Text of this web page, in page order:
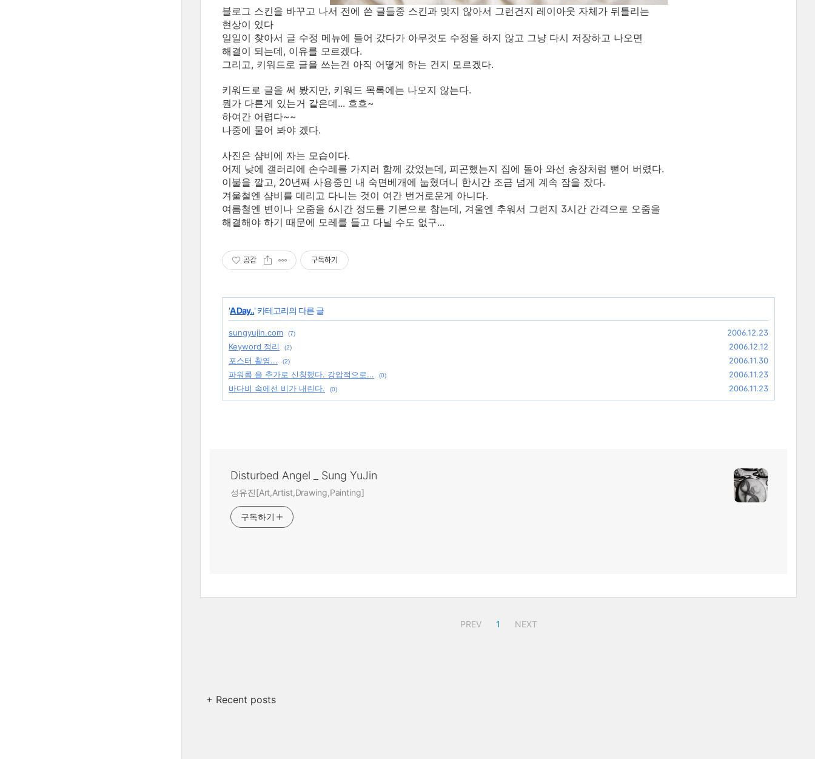
블로그 스킨을 바꾸고 나서 전에 쓴 글들중 스킨과 맞지 않아서 그런건지 레이아웃 자체가 뒤틀리는
현상이 있다
일일이 찾아서 글 수정 메뉴에 들어 갔다가 아무것도 수정을 하지 않고 그냥 다시 저장하고 나오면
해결이 되는데, 이유를 모르겠다.
그리고, 키워드로 글을 쓰는건 아직 어떻게 하는 건지 모르겠다.
키워드로 글을 써 봤지만, 키워드 목록에는 나오지 않는다.
뭔가 다른게 있는거 같은데... 흐흐~
하여간 어렵다~~
나중에 물어 봐야 겠다.
사진은 샴비에 자는 모습이다.
어제 낮에 갤러리에 손수레를 가지러 함께 갔었는데, 피곤했는지 집에 돌아 와선 송장처럼 뻗어 버렸다.
이불을 깔고, 20년째 사용중인 내 숙면베개에 눕혔더니 한시간 조금 넘게 계속 잠을 잤다.
겨울철엔 샴비를 데리고 다니는 것이 여간 번거로운게 아니다.
여름철엔 변이나 오줌을 6시간 정도를 기본으로 참는데, 겨울엔 추워서 그런지 3시간 간격으로 오줌을
해결해야 하기 때문에 모레를 들고 다닐 수도 없구...
공감 구독하기
'A Day..' 카테고리의 다른 글
sungyujin.com (7)
2006.12.23
Keyword 정리
(2)
2006.12.12
포스터 촬영...
(2)
2006.11.30
파워콤 을 추가로 신청했다. 강압적으로...
(0)
2006.11.23
바다비 속에선 비가 내린다.
(0) 2006.11.23
Disturbed Angel _ Sung YuJin
성유진[Art,Artist,Drawing,Painting]
구독하기
PREV 1 NEXT
+ Recent posts